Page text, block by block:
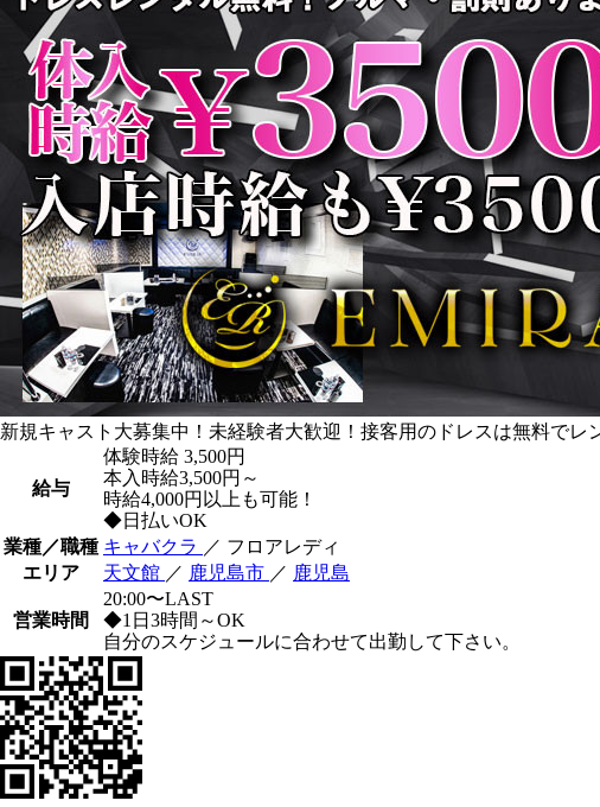
新規キャスト大募集中！未経験者大歓迎！接客用のドレスは無料でレ
給与
体験時給 3,500円
本入時給3,500円～
時給4,000円以上も可能！
◆日払いOK
業種／職種 キャバクラ ／ フロアレディ
エリア
天文館 ／ 鹿児島市 ／ 鹿児島
営業時間
20:00〜LAST
◆1日3時間～OK
自分のスケジュールに合わせて出勤して下さい。